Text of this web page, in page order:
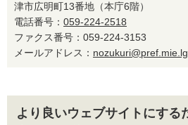
津市広明町13番地（本庁6階）
電話番号： 059-224-2518
ファクス番号：059-224-3153
メールアドレス：
より良いウェブサイトにする